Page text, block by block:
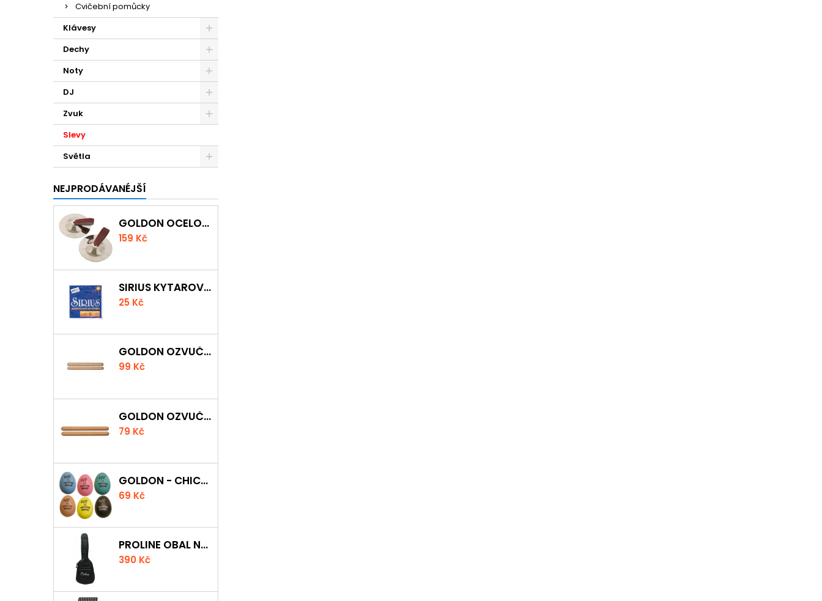
Cvičební pomůcky
Klávesy
Dechy
Noty
DJ
Zvuk
Slevy
Světla
NEJPRODÁVANÉJŠÍ
GOLDON OCELOVÉ PRSTOVÉ ČINELKY
159 Kč
SIRIUS KYTAROVÁ STRUNA
25 Kč
GOLDON OZVUČNÁ DŘÍVKA 18 X 200MM
99 Kč
GOLDON OZVUČNÁ DŘÍVKA 15 X 150MM
79 Kč
GOLDON - CHICKEN SHAKER
69 Kč
PROLINE OBAL NA AKUSTICKOU KYTARU S 5 MM POLSTROVÁNÍM
390 Kč